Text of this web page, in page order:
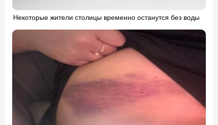
Некоторые жители столицы временно останутся без воды